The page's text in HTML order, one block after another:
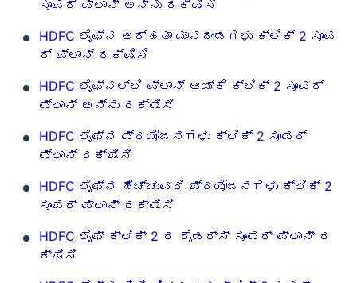
ಸೂಪರ್ ಪ್ಲಾನ್ ಅನ್ನು ರಕ್ಷಿಸಿ
HDFC ಲೈಫ್‌ನ ಅರ್ಹತಾ ಮಾನದಂಡಗಳು ಕ್ಲಿಕ್ 2 ಸೂಪ
ರ್ ಪ್ಲಾನ್ ರಕ್ಷಿಸಿ
HDFC ಲೈಫ್‌ನಲ್ಲಿ ಪ್ಲಾನ್ ಆಯ್ಕೆ ಕ್ಲಿಕ್ 2 ಸೂಪರ್
ಪ್ಲಾನ್ ಅನ್ನು ರಕ್ಷಿಸಿ
HDFC ಲೈಫ್‌ನ ಪ್ರಯೋಜನಗಳು ಕ್ಲಿಕ್ 2 ಸೂಪರ್
ಪ್ಲಾನ್ ರಕ್ಷಿಸಿ
HDFC ಲೈಫ್‌ನ ಹೆಚ್ಚುವರಿ ಪ್ರಯೋಜನಗಳು ಕ್ಲಿಕ್ 2
ಸೂಪರ್ ಪ್ಲಾನ್ ರಕ್ಷಿಸಿ
HDFC ಲೈಫ್ ಕ್ಲಿಕ್ 2 ರ ರೈಡರ್ಸ್ ಸೂಪರ್ ಪ್ಲಾನ್ ರ
ಕ್ಷಿಸಿ